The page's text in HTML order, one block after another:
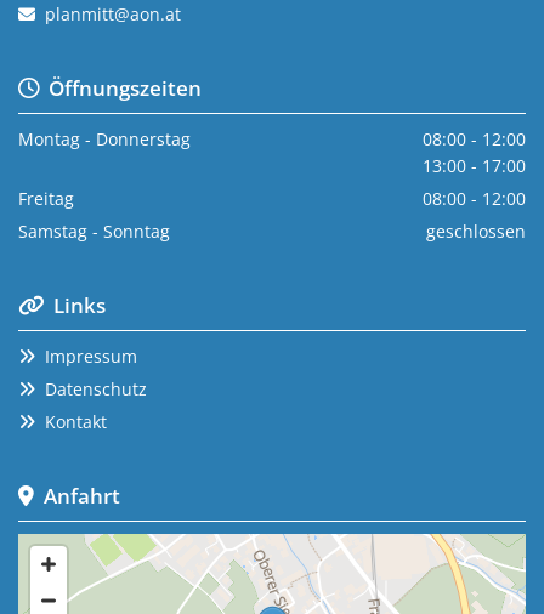
 planmitt@aon.at
Öffnungszeiten
Montag - Donnerstag
08:00 - 12:00
13:00 - 17:00
Freitag
08:00 - 12:00
Samstag - Sonntag
geschlossen
 Links
 Impressum
 Datenschutz
 Kontakt
 Anfahrt